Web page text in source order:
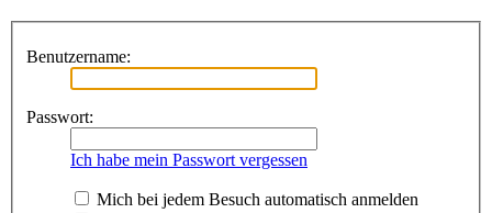
Benutzername:
Passwort:
Ich habe mein Passwort vergessen
Mich bei jedem Besuch automatisch anmelden